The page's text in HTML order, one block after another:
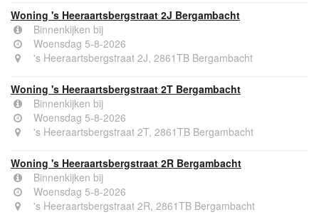
Woning 's Heeraartsbergstraat 2J Bergambacht
Binnenkijken bij
Woensdag 5-8-2026
's Heeraartsbergstraat 2J, 2861TB Bergambacht
Woning 's Heeraartsbergstraat 2T Bergambacht
Binnenkijken bij
Woensdag 5-8-2026
's Heeraartsbergstraat 2T, 2861TB Bergambacht
Woning 's Heeraartsbergstraat 2R Bergambacht
Binnenkijken bij
Woensdag 5-8-2026
's Heeraartsbergstraat 2R, 2861TB Bergambacht